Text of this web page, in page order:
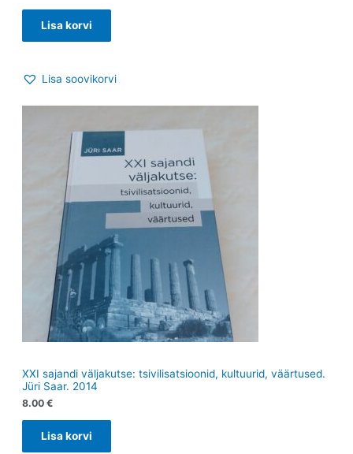
Lisa korvi
Lisa soovikorvi
XXI sajandi väljakutse: tsivilisatsioonid, kultuurid, väärtused.
Jüri Saar. 2014
8.00 €
Lisa korvi